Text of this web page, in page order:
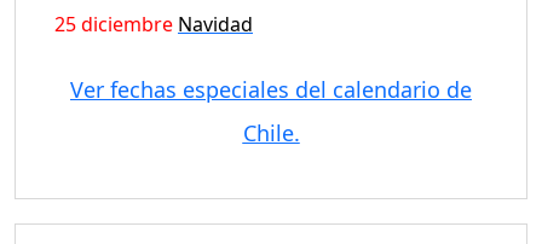
25 diciembre Navidad
Ver fechas especiales del calendario de
Chile.